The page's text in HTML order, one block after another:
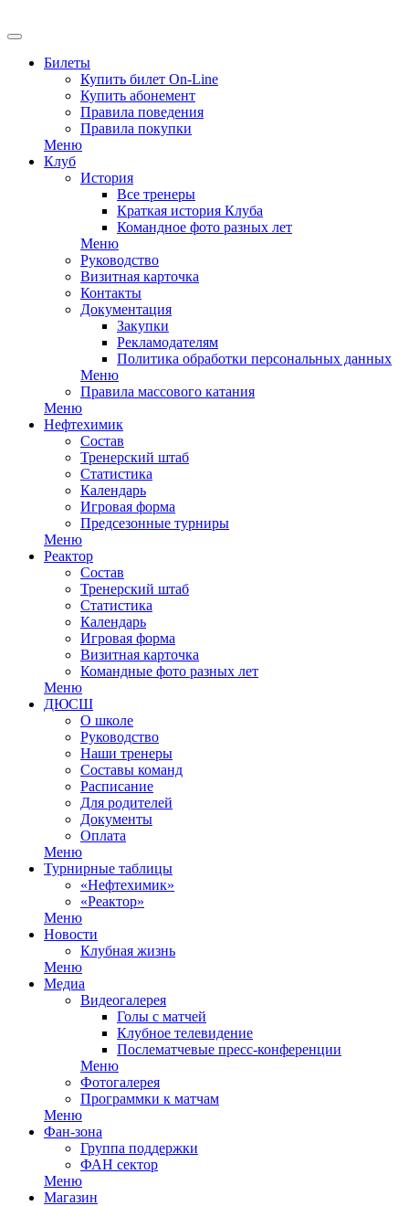
Билеты
Купить билет On-Line
Купить абонемент
Правила поведения
Правила покупки
Меню
Клуб
История
Все тренеры
Краткая история Клуба
Командное фото разных лет
Меню
Руководство
Визитная карточка
Контакты
Документация
Закупки
Рекламодателям
Политика обработки персональных данных
Меню
Правила массового катания
Меню
Нефтехимик
Состав
Тренерский штаб
Статистика
Календарь
Игровая форма
Предсезонные турниры
Меню
Реактор
Состав
Тренерский штаб
Статистика
Календарь
Игровая форма
Визитная карточка
Командные фото разных лет
Меню
ДЮСШ
О школе
Руководство
Наши тренеры
Составы команд
Расписание
Для родителей
Документы
Оплата
Меню
Турнирные таблицы
«Нефтехимик»
«Реактор»
Меню
Новости
Клубная жизнь
Меню
Медиа
Видеогалерея
Голы с матчей
Клубное телевидение
Послематчевые пресс-конференции
Меню
Фотогалерея
Программки к матчам
Меню
Фан-зона
Группа поддержки
ФАН сектор
Меню
Магазин